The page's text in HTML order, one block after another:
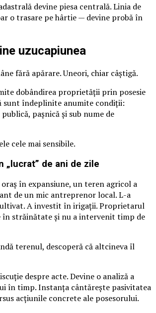
devine piesa centrală. Linia de
o trasare pe hârtie — devine probă în
uzucapiunea
fără apărare. Uneori, chiar câștigă.
dobândirea proprietății prin posesie
sunt îndeplinite anumite condiții:
pașnică și sub nume de
cele mai sensibile.
„lucrat” de ani de zile
în expansiune, un teren agricol a
de un mic antreprenor local. L-a
A investit în irigații. Proprietarul
în străinătate și nu a intervenit timp de
terenul, descoperă că altcineva îl
despre acte. Devine o analiză a
în timp. Instanța cântărește pasivitatea
acțiunile concrete ale posesorului.